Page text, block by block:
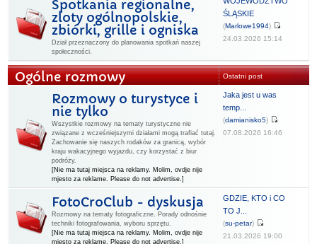
Spotkania regionalne,
zloty ogólnopolskie,
zbiórki, grille i ogniska
Dział przeznaczony do planowania spotkań naszej
społeczności.
ŚLĄSKIE
(Marlowe1994)
24.03.2026 15:14
Ogólne rozmowy Ostatni post
Rozmowy o turystyce i
nie tylko
Wszystkie rozmowy na tematy turystyczne nie
związane z wcześniejszymi działami mogą trafiać tutaj.
Zachowanie się naszych rodaków za granicą, wybór
kraju wakacyjnego wyjazdu, czy korzystać z biur
podróży.
[Nie ma tutaj miejsca na reklamy. Molim, ovdje nije
mjesto za reklame. Please do not advertise.]
Jaka jest u was
temp...
(damianisko5)
07.08.2026 16:46
FotoCroClub - dyskusja
Rozmowy na tematy fotograficzne. Porady odnośnie
techniki fotografowania, wyboru sprzętu.
[Nie ma tutaj miejsca na reklamy. Molim, ovdje nije
mjesto za reklame. Please do not advertise.]
GDZIE, KTO i CO
TO J...
(su-petar)
21.03.2026 19:00